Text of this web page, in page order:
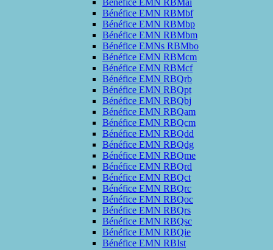
Bénéfice EMN RBMai
Bénéfice EMN RBMbf
Bénéfice EMN RBMbp
Bénéfice EMN RBMbm
Bénéfice EMNs RBMbo
Bénéfice EMN RBMcm
Bénéfice EMN RBMcf
Bénéfice EMN RBQrb
Bénéfice EMN RBQpt
Bénéfice EMN RBQbj
Bénéfice EMN RBQam
Bénéfice EMN RBQcm
Bénéfice EMN RBQdd
Bénéfice EMN RBQdg
Bénéfice EMN RBQme
Bénéfice EMN RBQrd
Bénéfice EMN RBQct
Bénéfice EMN RBQrc
Bénéfice EMN RBQoc
Bénéfice EMN RBQrs
Bénéfice EMN RBQsc
Bénéfice EMN RBQie
Bénéfice EMN RBIst